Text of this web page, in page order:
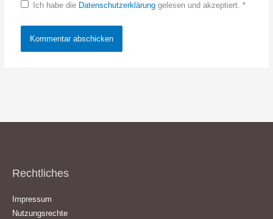
Ich habe die Datenschutzerklärunggelesen und akzeptiert. *
Rechtliches
Impressum
Nutzungsrechte